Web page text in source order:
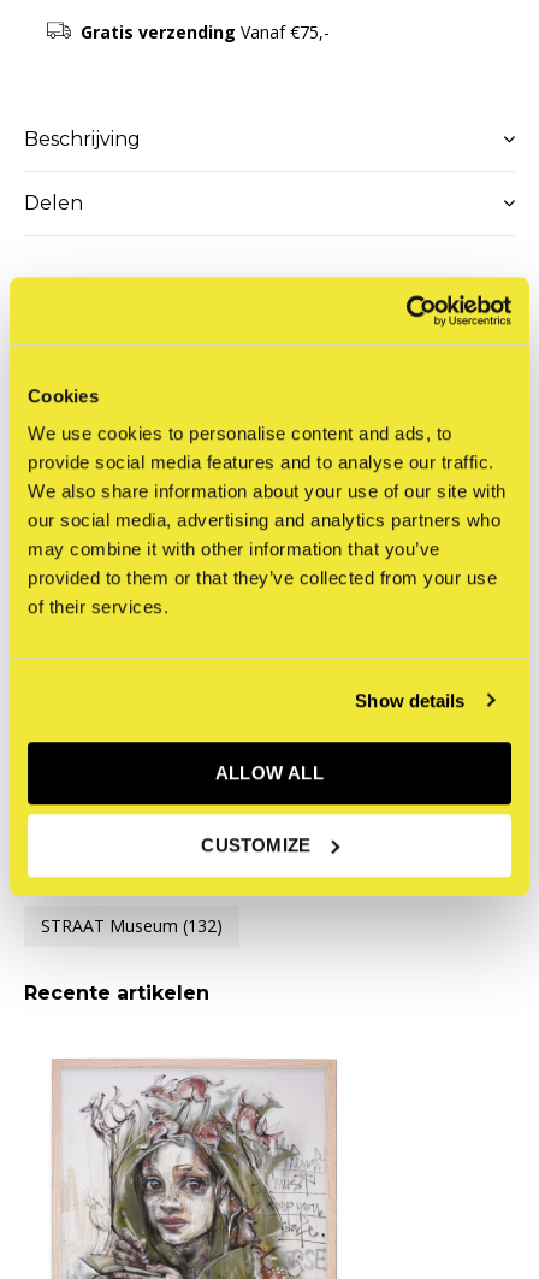
Cookies
We use cookies to personalise content and ads, to
provide social media features and to analyse our traffic.
We also share information about your use of our site with
our social media, advertising and analytics partners who
may combine it with other information that you’ve
provided to them or that they’ve collected from your use
of their services.
Show details
ALLOW ALL
CUSTOMIZE
Gratis verzending Vanaf €75,-
Beschrijving
Delen
Kunstenaar
Afmeting
50 x 70 cm
Type print
Digital print (poster)
Papiersoort
Type editie
Open (ongenummerd)
Gesigneerd
Nee
Productie jaar
Reviews
Product tags
STRAAT Museum (132)
Recente artikelen